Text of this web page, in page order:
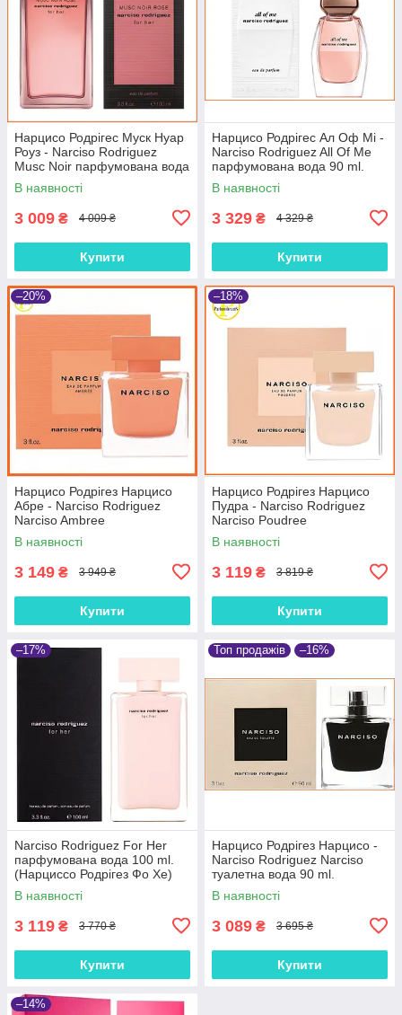
Нарцисо Родрігес Муск Нуар
Роуз - Narciso Rodriguez
Musc Noir парфумована вода
100 ml.
В наявності
3 009 ₴ 4 009 ₴
Купити
Нарцисо Родрігес Ал Оф Мі -
Narciso Rodriguez All Of Me
парфумована вода 90 ml.
В наявності
3 329 ₴ 4 329 ₴
Купити
–20%
Нарцисо Родрігез Нарцисо
Абре - Narciso Rodriguez
Narciso Ambree
парфумована вода 90ml.
В наявності
3 149 ₴ 3 949 ₴
Купити
–18%
Нарцисо Родрігез Нарцисо
Пудра - Narciso Rodriguez
Narciso Poudree
парфумована вода 90 ml.
В наявності
3 119 ₴ 3 819 ₴
Купити
–17%
Narciso Rodriguez For Her
парфумована вода 100 ml.
(Нарциссо Родрігез Фо Хе)
В наявності
3 119 ₴ 3 770 ₴
Купити
Топ продажів –16%
Нарцисо Родрігез Нарцисо -
Narciso Rodriguez Narciso
туалетна вода 90 ml.
В наявності
3 089 ₴ 3 695 ₴
Купити
–14%